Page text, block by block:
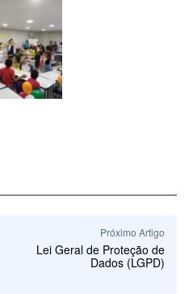
Próximo Artigo
Lei Geral de Proteção de
Dados (LGPD)